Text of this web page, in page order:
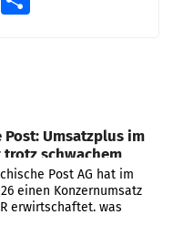
Umsatzplus im
schwachem
Post AG hat im
einen Konzernumsatz
erwirtschaftet, was